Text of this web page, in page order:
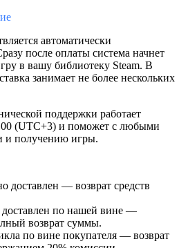
автоматически
после оплаты система начнет
в вашу библиотеку Steam. В
занимает не более нескольких
поддержки работает
(UTC+3) и поможет с любыми
и получению игры.
доставлен — возврат средств
доставлен по нашей вине —
возврат суммы.
по вине покупателя — возврат